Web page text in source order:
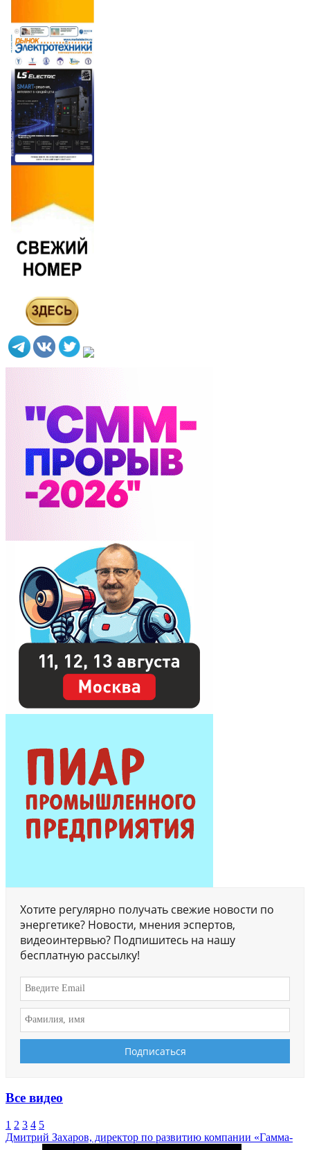
Хотите регулярно получать свежие новости по
энергетике? Новости, мнения эспертов,
видеоинтервью? Подпишитесь на нашу
бесплатную рассылку!
Все видео
1 2 3 4 5
Дмитрий Захаров, директор по развитию компании «Гамма-